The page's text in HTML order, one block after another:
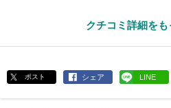
クチコミ詳細をも
ポスト シェア LINE